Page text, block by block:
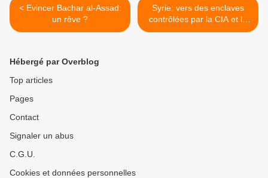
< Evincer Bachar al-Assad:
un rêve ?
Syrie: vers des enclaves
contrôlées par la CIA et le
Mossad? >
Hébergé par Overblog
Top articles
Pages
Contact
Signaler un abus
C.G.U.
Cookies et données personnelles